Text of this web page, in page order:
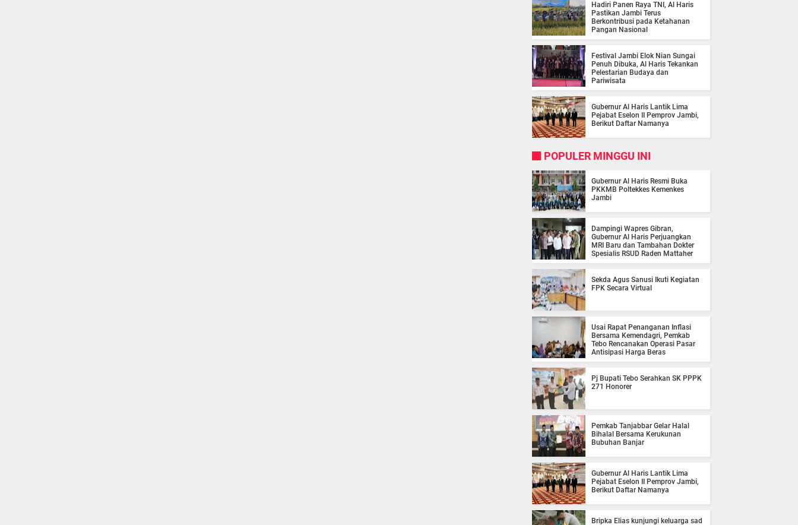
Hadiri Panen Raya TNI, Al Haris
Pastikan Jambi Terus
Berkontribusi pada Ketahanan
Pangan Nasional
Festival Jambi Elok Nian Sungai
Penuh Dibuka, Al Haris Tekankan
Pelestarian Budaya dan
Pariwisata
Gubernur Al Haris Lantik Lima
Pejabat Eselon II Pemprov Jambi,
Berikut Daftar Namanya
POPULER MINGGU INI
Gubernur Al Haris Resmi Buka
PKKMB Poltekkes Kemenkes
Jambi
Dampingi Wapres Gibran,
Gubernur Al Haris Perjuangkan
MRI Baru dan Tambahan Dokter
Spesialis RSUD Raden Mattaher
Sekda Agus Sanusi Ikuti Kegiatan
FPK Secara Virtual
Usai Rapat Penanganan Inflasi
Bersama Kemendagri, Pemkab
Tebo Rencanakan Operasi Pasar
Antisipasi Harga Beras
Pj Bupati Tebo Serahkan SK PPPK
271 Honorer
Pemkab Tanjabbar Gelar Halal
Bihalal Bersama Kerukunan
Bubuhan Banjar
Gubernur Al Haris Lantik Lima
Pejabat Eselon II Pemprov Jambi,
Berikut Daftar Namanya
Bripka Elias kunjungi keluarga sad